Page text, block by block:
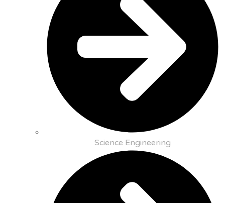
Science Engineering